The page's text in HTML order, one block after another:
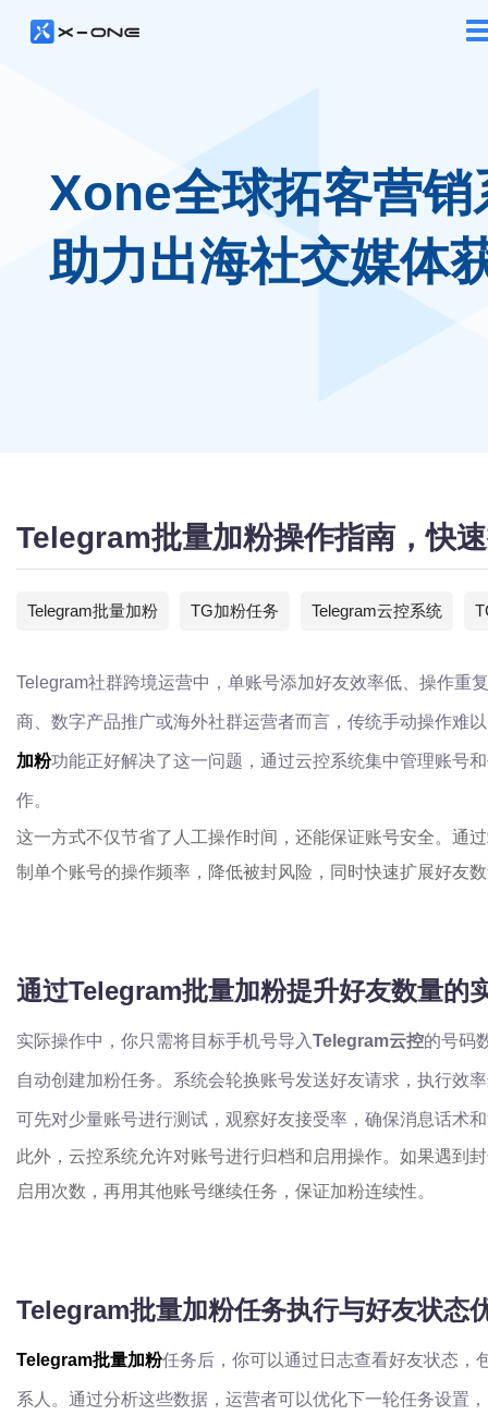
Xone全球拓客营销
助力出海社交媒体
Telegram批量加粉操作指南，快
Telegram批量加粉 TG加粉任务 Telegram云控系统
Telegram社群跨境运营中，单账号添加好友效率低、操作重
商、数字产品推广或海外社群运营者而言，传统手动操作难
加粉功能正好解决了这一问题，通过云控系统集中管理账号
作。
这一方式不仅节省了人工操作时间，还能保证账号安全。通
制单个账号的操作频率，降低被封风险，同时快速扩展好友
通过Telegram批量加粉提升好友数量的
实际操作中，你只需将目标手机号导入Telegram云控的号码
自动创建加粉任务。系统会轮换账号发送好友请求，执行效
可先对少量账号进行测试，观察好友接受率，确保消息话术
此外，云控系统允许对账号进行归档和启用操作。如果遇到
启用次数，再用其他账号继续任务，保证加粉连续性。
Telegram批量加粉任务执行与好友状态
Telegram批量加粉任务后，你可以通过日志查看好友状态，
系人。通过分析这些数据，运营者可以优化下一轮任务设置